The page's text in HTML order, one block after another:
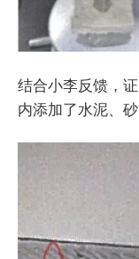
结合小李反馈，
内添加了水泥、砂